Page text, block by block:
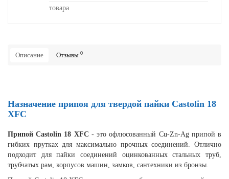
товара
Описание Отзывы 0
Назначение припоя для твердой пайки Castolin 18
XFC
Припой Castolin 18 XFC - это офлюсованный Cu-Zn-Ag припой в
гибких прутках для максимально прочных соединений. Отлично
подходит для пайки соединений оцинкованных стальных труб,
трубчатых рам, корпусов машин, замков, сантехники из бронзы.